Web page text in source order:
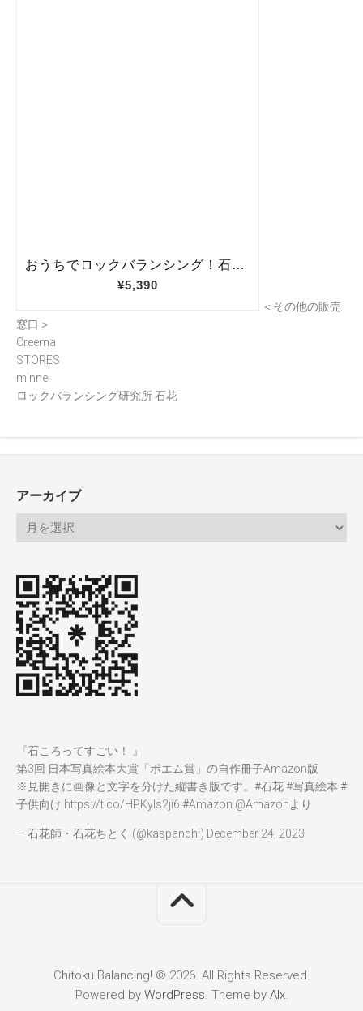
＜その他の販売
窓口＞
Creema
STORES
minne
ロックバランシング研究所 石花
アーカイブ
『石ころってすごい！ 』
第3回 日本写真絵本大賞「ポエム賞」の自作冊子Amazon版
※見開きに画像と文字を分けた縦書き版です。 #石花#写真絵本 #
子供向け https://t.co/HPKyIs2ji6 #Amazon @Amazonより
— 石花師・石花ちとく (@kaspanchi) December 24, 2023
Chitoku.Balancing! © 2026. All Rights Reserved.
Powered by WordPress . Theme by Alx.